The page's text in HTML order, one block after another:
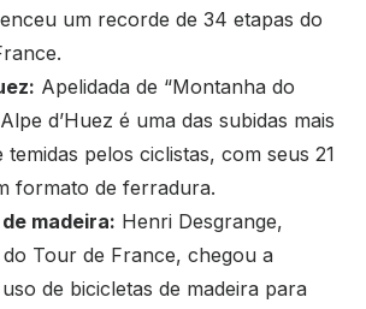
um recorde de 34 etapas do
Apelidada de “Montanha do
d’Huez é uma das subidas mais
temidas pelos ciclistas, com seus 21
formato de ferradura.
madeira: Henri Desgrange,
Tour de France, chegou a
de bicicletas de madeira para